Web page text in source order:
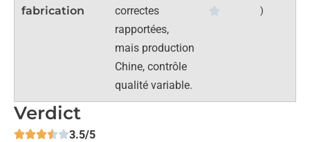
fabrication
correctes
rapportées,
mais production
Chine, contrôle
qualité variable.
)
Verdict
3.5/5